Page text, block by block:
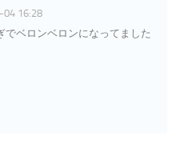
16:28
でベロンベロンになってました